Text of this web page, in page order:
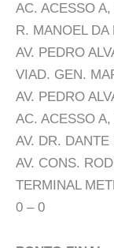
AC. ACESSO
R. MANOEL
AV. PEDRO
VIAD. GEN.
AV. PEDRO
AC. ACESSO
AV. DR.
AV. CONS.
TERMINAL
0 – 0